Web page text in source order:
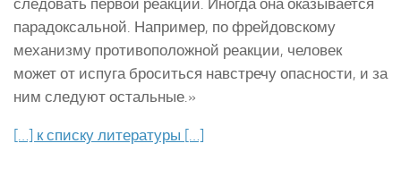
следовать первой реакции. Иногда она оказывается
парадоксальной. Например, по фрейдовскому
механизму противоположной реакции, человек
может от испуга броситься навстречу опасности, и за
ним следуют остальные.»
[…] к списку литературы […]